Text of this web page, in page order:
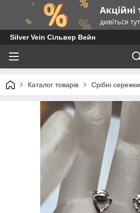
Silver Vein Сільвер Вейн
Каталог товарів Срібні сережки